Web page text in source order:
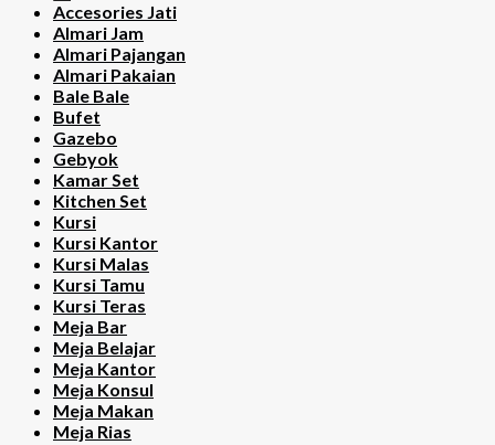
Accesories Jati
Almari Jam
Almari Pajangan
Almari Pakaian
Bale Bale
Bufet
Gazebo
Gebyok
Kamar Set
Kitchen Set
Kursi
Kursi Kantor
Kursi Malas
Kursi Tamu
Kursi Teras
Meja Bar
Meja Belajar
Meja Kantor
Meja Konsul
Meja Makan
Meja Rias